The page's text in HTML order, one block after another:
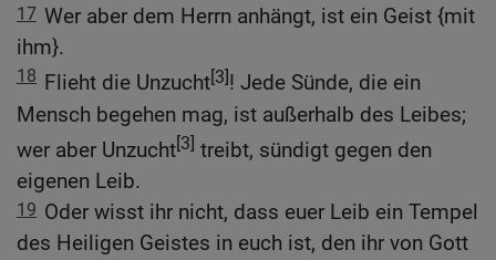
17 Wer aber dem Herrn anhängt, ist ein Geist {mit
ihm}.
18 Flieht die Unzucht[3]! Jede Sünde, die ein
Mensch begehen mag, ist außerhalb des Leibes;
wer aber Unzucht[3] treibt, sündigt gegen den
eigenen Leib.
19 Oder wisst ihr nicht, dass euer Leib ein Tempel
des Heiligen Geistes in euch ist, den ihr von Gott